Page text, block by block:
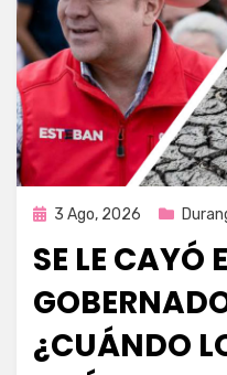
Publicada
3 Ago, 2026
SE LE CAYÓ
¿CUÁNDO